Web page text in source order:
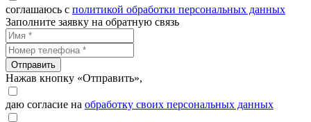
соглашаюсь с политикой обработки персональных данных
Заполните заявку на обратную связь
Отправить
Нажав кнопку «Отправить»,
даю согласие на обработку своих персональных данных